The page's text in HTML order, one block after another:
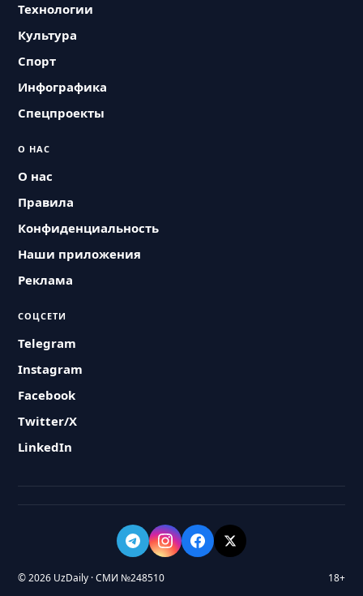
Технологии
Культура
Спорт
Инфографика
Спецпроекты
О НАС
О нас
Правила
Конфиденциальность
Наши приложения
Реклама
СОЦСЕТИ
Telegram
Instagram
Facebook
Twitter/X
LinkedIn
© 2026 UzDaily · СМИ №248510 18+